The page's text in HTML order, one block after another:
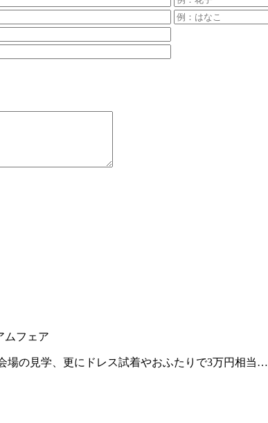
ムフェア
場の見学、更にドレス試着やおふたりで3万円相当…